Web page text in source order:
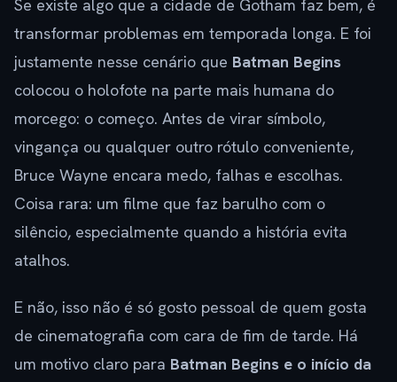
Se existe algo que a cidade de Gotham faz bem, é
transformar problemas em temporada longa. E foi
justamente nesse cenário que Batman Begins
colocou o holofote na parte mais humana do
morcego: o começo. Antes de virar símbolo,
vingança ou qualquer outro rótulo conveniente,
Bruce Wayne encara medo, falhas e escolhas.
Coisa rara: um filme que faz barulho com o
silêncio, especialmente quando a história evita
atalhos.
E não, isso não é só gosto pessoal de quem gosta
de cinematografia com cara de fim de tarde. Há
um motivo claro para Batman Begins e o início da